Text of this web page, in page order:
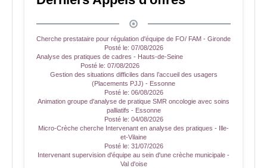
Cherche prestataire pour régulation d'équipe de FO/ FAM - Gironde
Posté le: 07/08/2026
Analyse des pratiques de cadres - Hauts-de-Seine
Posté le: 07/08/2026
Gestion des situations difficiles dans l’accueil des usagers
(Placements PJJ) - Essonne
Posté le: 06/08/2026
Animation groupe d'analyse de pratique SMR oncologie avec soins
palliatifs - Essonne
Posté le: 04/08/2026
Micro-Crèche cherche Intervenant en analyse des pratiques - Ille-
et-Vilaine
Posté le: 31/07/2026
Intervenant supervision d'équipe au sein d'une crèche municipale -
Val d'oise